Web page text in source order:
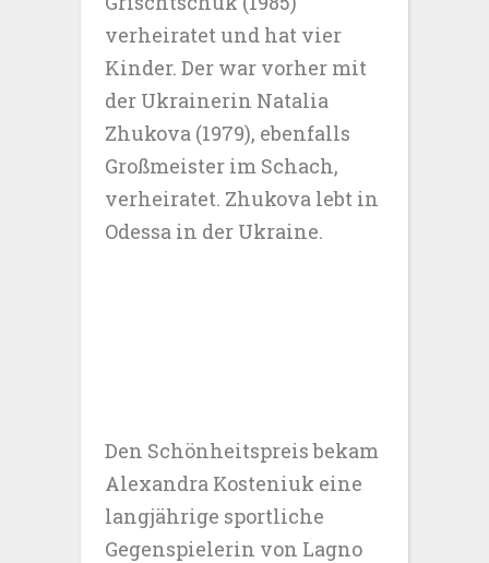
verheiratet und hat vier
Kinder. Der war vorher mit
der Ukrainerin Natalia
Zhukova (1979), ebenfalls
Großmeister im Schach,
verheiratet. Zhukova lebt in
Odessa in der Ukraine.
Den Schönheitspreis bekam
Alexandra Kosteniuk eine
langjährige sportliche
Gegenspielerin von Lagno